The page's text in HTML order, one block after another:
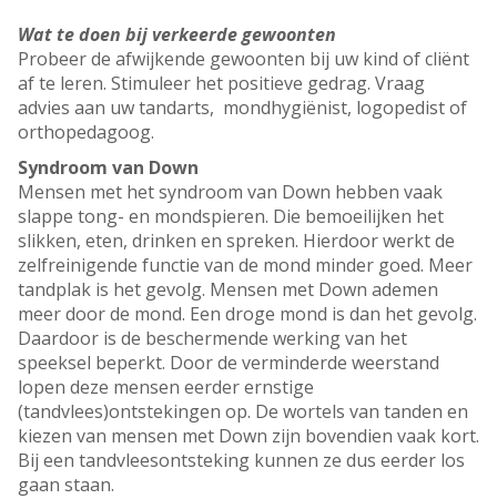
Wat te doen bij verkeerde gewoonten
Probeer de afwijkende gewoonten bij uw kind of cliënt
af te leren. Stimuleer het positieve gedrag. Vraag
advies aan uw tandarts, mondhygiënist, logopedist of
orthopedagoog.
Syndroom van Down
Mensen met het syndroom van Down hebben vaak
slappe tong- en mondspieren. Die bemoeilijken het
slikken, eten, drinken en spreken. Hierdoor werkt de
zelfreinigende functie van de mond minder goed. Meer
tandplak is het gevolg. Mensen met Down ademen
meer door de mond. Een droge mond is dan het gevolg.
Daardoor is de beschermende werking van het
speeksel beperkt. Door de verminderde weerstand
lopen deze mensen eerder ernstige
(tandvlees)ontstekingen op. De wortels van tanden en
kiezen van mensen met Down zijn bovendien vaak kort.
Bij een tandvleesontsteking kunnen ze dus eerder los
gaan staan.